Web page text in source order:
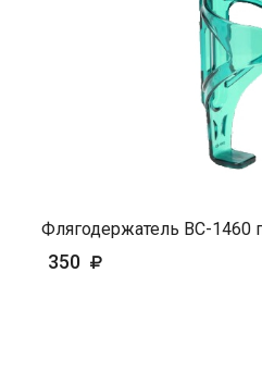
Флягодержатель ВС-1460
350